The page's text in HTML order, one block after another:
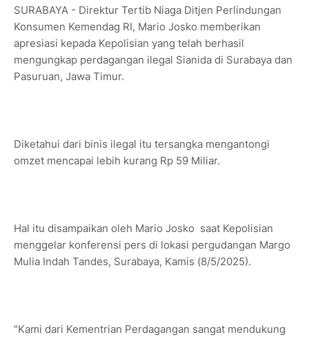
SURABAYA - Direktur Tertib Niaga Ditjen Perlindungan
Konsumen Kemendag RI, Mario Josko memberikan
apresiasi kepada Kepolisian yang telah berhasil
mengungkap perdagangan ilegal Sianida di Surabaya dan
Pasuruan, Jawa Timur.
Diketahui dari binis ilegal itu tersangka mengantongi
omzet mencapai lebih kurang Rp 59 Miliar.
Hal itu disampaikan oleh Mario Josko saat Kepolisian
menggelar konferensi pers di lokasi pergudangan Margo
Mulia Indah Tandes, Surabaya, Kamis (8/5/2025).
"Kami dari Kementrian Perdagangan sangat mendukung